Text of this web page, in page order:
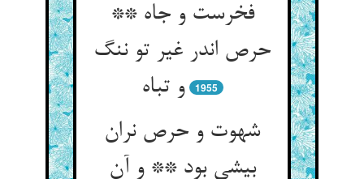
فخرست و جاه **
حرص اندر غیر تو ننگ
و تباه
1955
شهوت و حرص نران
بیشی بود ** و آن